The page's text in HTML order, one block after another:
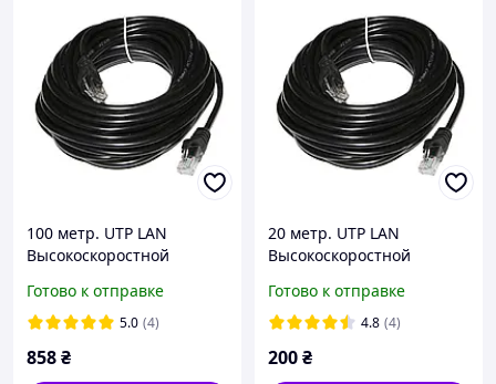
100 метр. UTP LAN
Высокоскоростной
Ethernet кабель для
интернета передачи
Готово к отправке
5.0 (4)
858₴
20 метр. UTP LAN
Высокоскоростной
Ethernet кабель для
интернета передачи
Готово к отправке
4.8 (4)
200₴